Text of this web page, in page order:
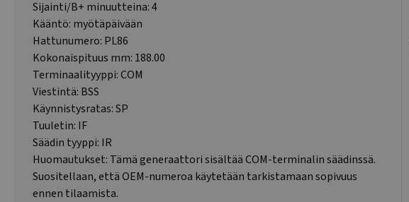
Sijainti/B+ minuutteina: 4
Kääntö: myötäpäivään
Hattunumero: PL86
Kokonaispituus mm: 188.00
Terminaalityyppi: COM
Viestintä: BSS
Käynnistysratas: SP
Tuuletin: IF
Säädin tyyppi: IR
Huomautukset: Tämä generaattori sisältää COM-terminalin säädinssä.
Suositellaan, että OEM-numeroa käytetään tarkistamaan sopivuus
ennen tilaamista.